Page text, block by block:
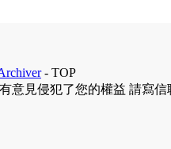
- TOP
意見侵犯了您的權益 請寫信